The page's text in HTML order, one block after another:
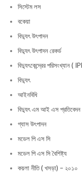
সিস্টেম লস
বকেয়া
বিদ্যুৎ উৎপাদন
বিদ্যুৎ উৎপাদন রেকর্ড
বিদ্যুৎকেন্দ্রের পরিসংখ্যান (
বিদ্যুৎ
আইনবিধি
বিদ্যুৎ এম আই এস প্রতিবেদন
গ্যাস উৎপাদন
মডেল পি এস সি
মডেল পি এস সি বৈশিষ্ট্য
কয়লা নীতি ( খসড়া) – ২০১০